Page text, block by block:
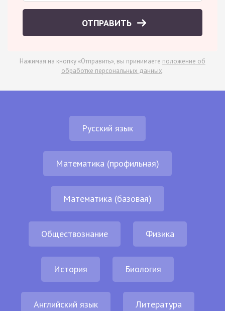
ОТПРАВИТЬ
Нажимая на кнопку «Отправить», вы принимаете положение об
обработке персональных данных.
Русский язык
Математика (профильная)
Математика (базовая)
Обществознание Физика
История Биология
Английский язык Литература